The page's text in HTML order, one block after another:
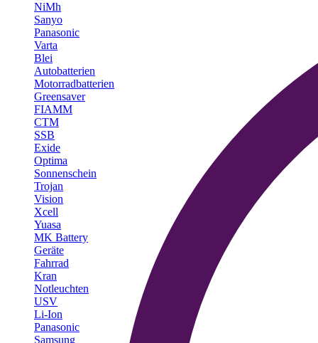
NiMh
Sanyo
Panasonic
Varta
Blei
Autobatterien
Motorradbatterien
Greensaver
FIAMM
CTM
SSB
Exide
Optima
Sonnenschein
Trojan
Vision
Xcell
Yuasa
MK Battery
Geräte
Fahrrad
Kran
Notleuchten
USV
Li-Ion
Panasonic
Samsung